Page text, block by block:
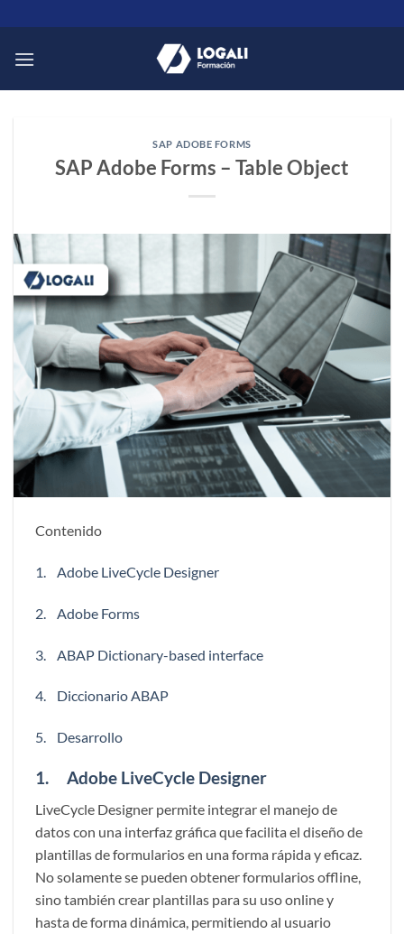
al
contenido
SAP ADOBE FORMS
SAP Adobe Forms – Table Object
Contenido
1. Adobe LiveCycle Designer
2. Adobe Forms
3. ABAP Dictionary-based interface
4. Diccionario ABAP
5. Desarrollo
1. Adobe LiveCycle Designer
LiveCycle Designer permite integrar el manejo de
datos con una interfaz gráfica que facilita el diseño de
plantillas de formularios en una forma rápida y eficaz.
No solamente se pueden obtener formularios offline,
sino también crear plantillas para su uso online y
hasta de forma dinámica, permitiendo al usuario